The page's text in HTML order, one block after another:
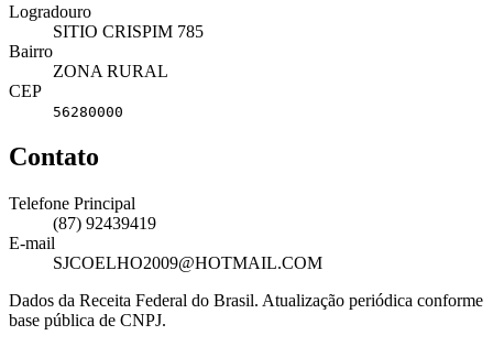
Logradouro
SITIO CRISPIM 785
Bairro
ZONA RURAL
CEP
56280000
Contato
Telefone Principal
(87) 92439419
E-mail
SJCOELHO2009@HOTMAIL.COM
Dados da Receita Federal do Brasil. Atualização periódica conforme
base pública de CNPJ.